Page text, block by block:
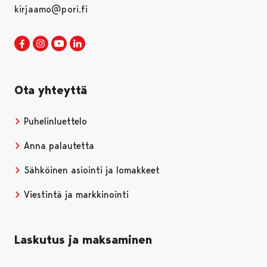
kirjaamo@pori.fi
Porin kaupunki Facebookissa
Avautuu uudessa välilehdessä
Porin kaupunki Instagramissa
Avautuu uudessa välilehdessä
Porin kaupunki Youtubessa
Avautuu uudessa välilehdessä
Ota yhteyttä
Puhelinluettelo
Anna palautetta
Sähköinen asiointi ja lomakkeet
Viestintä ja markkinointi
Laskutus ja maksaminen